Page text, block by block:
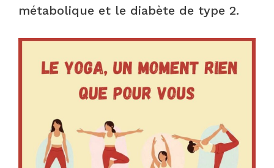
métabolique et le diabète de type 2.